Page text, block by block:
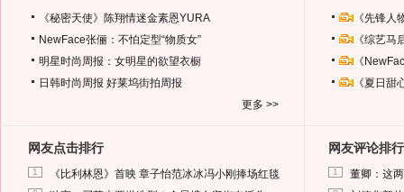
《秘密天使》陈翔情迷金素恩YURA
NewFace张俪：不怕定型“物质女”
明星时尚周报：女明星的欲望衣橱
日韩时尚周报 好莱坞街拍周报
更多 >>
《先锋
《综艺
《
《夏日
网友点击排行
1 《比利林恩》首映 章子怡范冰冰冯小刚捧场红毯
网友评论排行
1 董卿：这